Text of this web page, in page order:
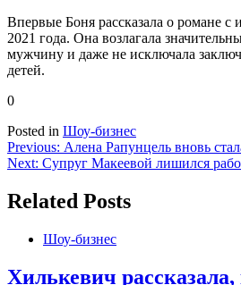
Впервые Боня рассказала о романе с
2021 года. Она возлагала
мужчину и даже не исключала
детей.
0
Posted in Шоу-бизнес
Навигация
по
записям
Previous: Алена Рапунцель вновь
Next: Супруг Макеевой лишился
Related Posts
Шоу-бизнес
Хилькевич рассказала,